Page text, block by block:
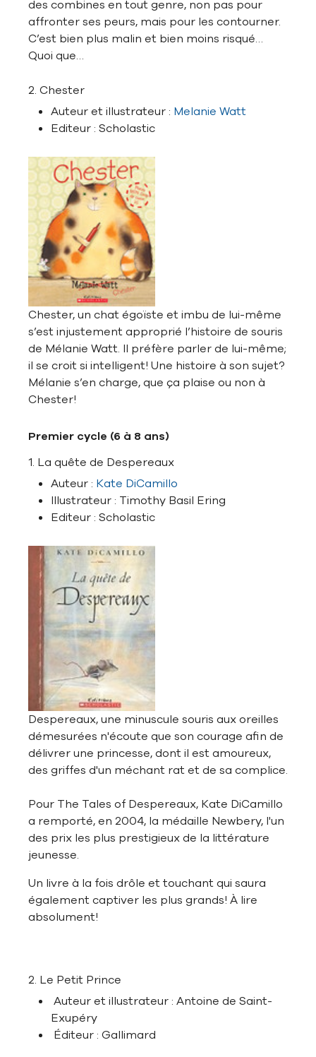
des combines en tout genre, non pas pour
affronter ses peurs, mais pour les contourner.
C’est bien plus malin et bien moins risqué…
Quoi que…
2. Chester
Auteur et illustrateur : Melanie Watt
Editeur : Scholastic
Chester, un chat égoïste et imbu de lui-même
s’est injustement approprié l’histoire de souris
de Mélanie Watt. Il préfère parler de lui-même;
il se croit si intelligent! Une histoire à son sujet?
Mélanie s’en charge, que ça plaise ou non à
Chester!
Premier cycle (6 à 8 ans)
1. La quête de Despereaux
Auteur : Kate DiCamillo
Illustrateur : Timothy Basil Ering
Editeur : Scholastic
Despereaux, une minuscule souris aux oreilles
démesurées n'écoute que son courage afin de
délivrer une princesse, dont il est amoureux,
des griffes d'un méchant rat et de sa complice.
Pour The Tales of Despereaux, Kate DiCamillo
a remporté, en 2004, la médaille Newbery, l'un
des prix les plus prestigieux de la littérature
jeunesse.
Un livre à la fois drôle et touchant qui saura
également captiver les plus grands! À lire
absolument!
2. Le Petit Prince
Auteur et illustrateur : Antoine de Saint-
Exupéry
Éditeur : Gallimard